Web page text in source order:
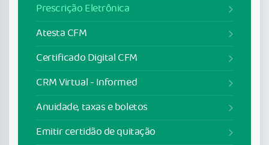
Prescrição Eletrônica
Atesta CFM
Certificado Digital CFM
CRM Virtual - Informed
Anuidade, taxas e boletos
Emitir certidão de quitação